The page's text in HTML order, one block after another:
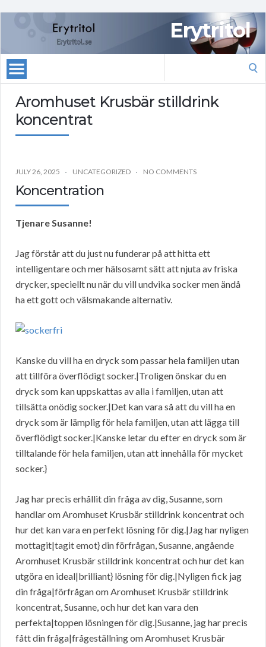
Erytritol
Aromhuset Krusbär stilldrink
koncentrat
JULY 26, 2025 UNCATEGORIZED NO COMMENTS
Koncentration
Tjenare Susanne!
Jag förstår att du just nu funderar på att hitta ett
intelligentare och mer hälsosamt sätt att njuta av friska
drycker, speciellt nu när du vill undvika socker men ändå
ha ett gott och välsmakande alternativ.
Kanske du vill ha en dryck som passar hela familjen utan
att tillföra överflödigt socker.|Troligen önskar du en
dryck som kan uppskattas av alla i familjen, utan att
tillsätta onödig socker.|Det kan vara så att du vill ha en
dryck som är lämplig för hela familjen, utan att lägga till
överflödigt socker.|Kanske letar du efter en dryck som är
tilltalande för hela familjen, utan att innehålla för mycket
socker.}
Jag har precis erhållit din fråga av dig, Susanne, som
handlar om Aromhuset Krusbär stilldrink koncentrat och
hur det kan vara en perfekt lösning för dig.|Jag har nyligen
mottagit|tagit emot} din förfrågan, Susanne, angående
Aromhuset Krusbär stilldrink koncentrat och hur det kan
utgöra en ideal|brilliant} lösning för dig.|Nyligen fick jag
din fråga|förfrågan om Aromhuset Krusbär stilldrink
koncentrat, Susanne, och hur det kan vara den
perfekta|toppen lösningen för dig.|Susanne, jag har precis
fått din fråga|frågeställning om Aromhuset Krusbär